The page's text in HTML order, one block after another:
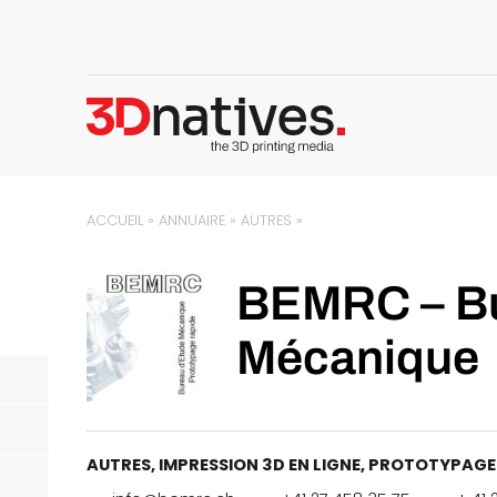
ACCUEIL »ANNUAIRE »AUTRES »
BEMRC –
Mécanique
AUTRES, IMPRESSION 3D EN LIGNE,